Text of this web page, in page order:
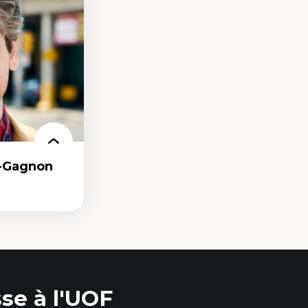
milieu
la formation
à l'UOF